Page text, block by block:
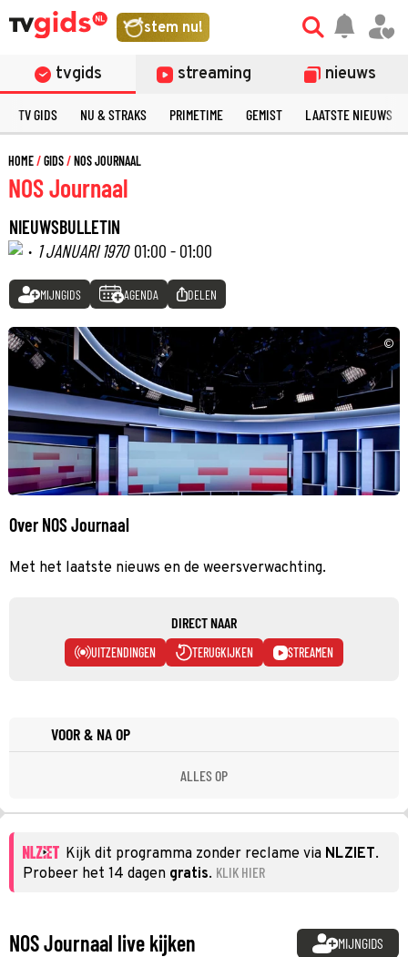
stem nu!
tvgids streaming nieuws
TV GIDS NU & STRAKS PRIMETIME GEMIST LAATSTE NIEUWS
HOME GIDS NOS JOURNAAL
NOS Journaal
NIEUWSBULLETIN
· 1 JANUARI 1970 01:00 - 01:00
MIJNGIDS AGENDA DELEN
©
Over NOS Journaal
Met het laatste nieuws en de weersverwachting.
DIRECT NAAR
UITZENDINGEN TERUGKIJKEN STREAMEN
VOOR & NA OP
ALLES OP
Kijk dit programma zonder reclame via NLZIET.
Probeer het 14 dagen gratis. KLIK HIER
NOS Journaal live kijken MIJNGIDS